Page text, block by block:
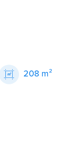
208 m²